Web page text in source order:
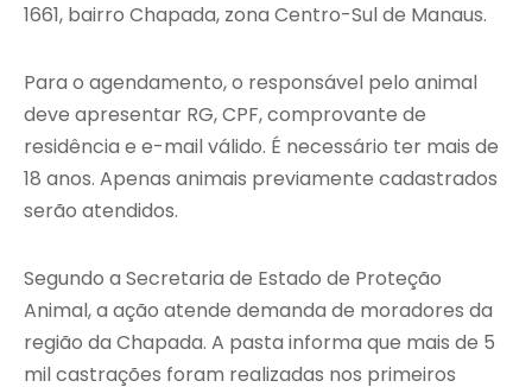
1661, bairro Chapada, zona Centro-Sul de Manaus.
Para o agendamento, o responsável pelo animal
deve apresentar RG, CPF, comprovante de
residência e e-mail válido. É necessário ter mais de
18 anos. Apenas animais previamente cadastrados
serão atendidos.
Segundo a Secretaria de Estado de Proteção
Animal, a ação atende demanda de moradores da
região da Chapada. A pasta informa que mais de 5
mil castrações foram realizadas nos primeiros